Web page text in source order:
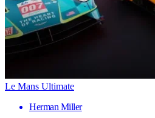
Le Mans Ultimate
Herman Miller